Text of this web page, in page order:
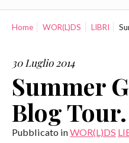
Home WOR(L)DS LIBRI
30 Luglio 2014
Summer
Blog
Pubblicato inWOR(L)DS